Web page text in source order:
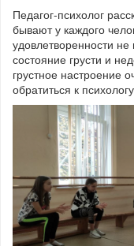
Педагог-психолог
бывают у каждого
удовлетворенности
состояние грусти и
грустное настроение
обратиться к